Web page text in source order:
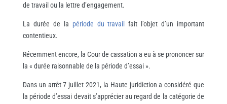
de travail ou la lettre d’engagement.
La durée de la période du travail
fait l’objet d’un important
contentieux.
Récemment encore, la Cour de cassation a eu à se prononcer sur
la « durée raisonnable de la période d’essai ».
Dans un arrêt 7 juillet 2021, la Haute juridiction a considéré que
la période d’essai devait s’apprécier au regard de la catégorie de